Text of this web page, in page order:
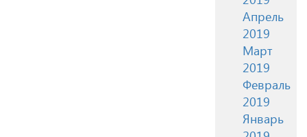
Апрель
2019
Март
2019
Февраль
2019
Январь